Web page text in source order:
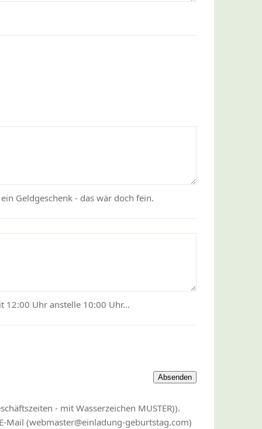
Geldgeschenk - das wär doch fein.
12:00 Uhr anstelle 10:00 Uhr...
- mit Wasserzeichen MUSTER)).
Mail (webmaster@einladung-geburtstag.com)